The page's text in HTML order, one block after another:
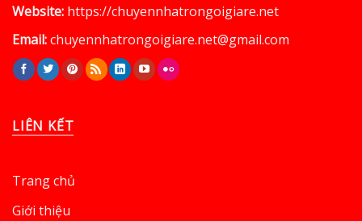
Website: https://chuyennhatrongoigiare.net
Email:chuyennhatrongoigiare.net@gmail.com
LIÊN KẾT
Trang chủ
Giới thiệu